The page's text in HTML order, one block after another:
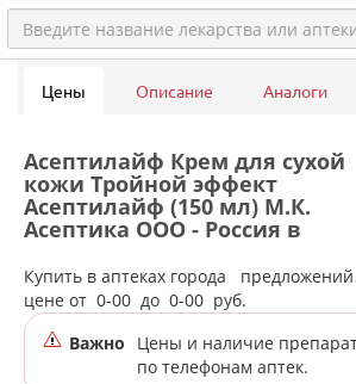
Цены Описание Аналоги
Асептилайф Крем для сухой
кожи Тройной эффект
Асептилайф (150 мл) М.К.
Асептика ООО - Россия в
п.г.т.
Купить в аптеках города
цене от 0-00 до 0-00 руб.
Важно
Цены и наличие
по телефонам аптек.